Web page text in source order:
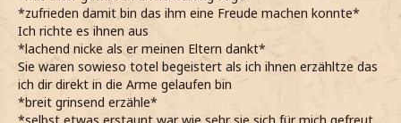
*zufrieden damit bin das ihm eine Freude machen konnte*
Ich richte es ihnen aus
*lachend nicke als er meinen Eltern dankt*
Sie waren sowieso totel begeistert als ich ihnen erzähltze das
ich dir direkt in die Arme gelaufen bin
*breit grinsend erzähle*